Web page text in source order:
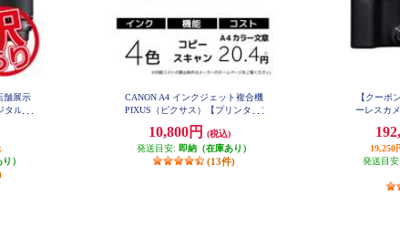
舗展示
ル一
）
CANON A4 インクジェット複合機
PIXUS（ピクサス）【プリンター/
ク】 PIXUSTS5430PK
10,800円
(税込)
発送目安: 即納（在庫あり）
(13件)
【クーポ
ーレスカ
19,250
発送目安: